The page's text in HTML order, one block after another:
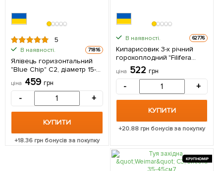
5
В наявності. 71816
Ялівець горизонтальний
"Blue Chip" C2, діаметр 15-
20см 1 саджанець в
упаковці
ціна 459 грн
- +
КУПИТИ
+18.36грн бонусів за покупку
В наявності. 62776
Кипарисовик 3-х річний
горохоплодний "Filifera
Nana" С3, діаметр 20-30см 1
саджанець в упаковці
ціна 522 грн
- +
КУПИТИ
+20.88грн бонусів за покупку
КРУПНОМІР